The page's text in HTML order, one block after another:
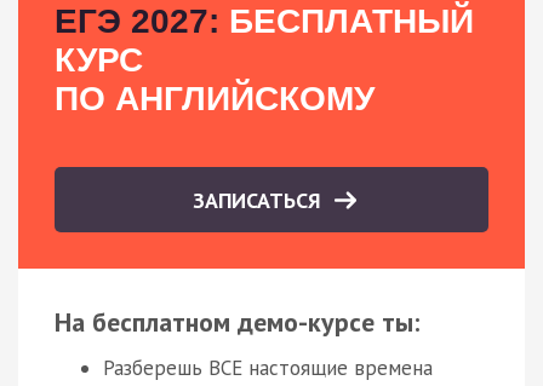
ЕГЭ 2027: БЕСПЛАТНЫЙ
КУРС
ПО АНГЛИЙСКОМУ
ЗАПИСАТЬСЯ
На бесплатном демо-курсе ты:
Разберешь ВСЕ настоящие времена